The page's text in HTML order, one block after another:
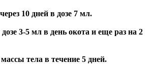
10 дней в дозе 7 мл.
3-5 мл в день окота и еще раз на 2
тела в течение 5 дней.